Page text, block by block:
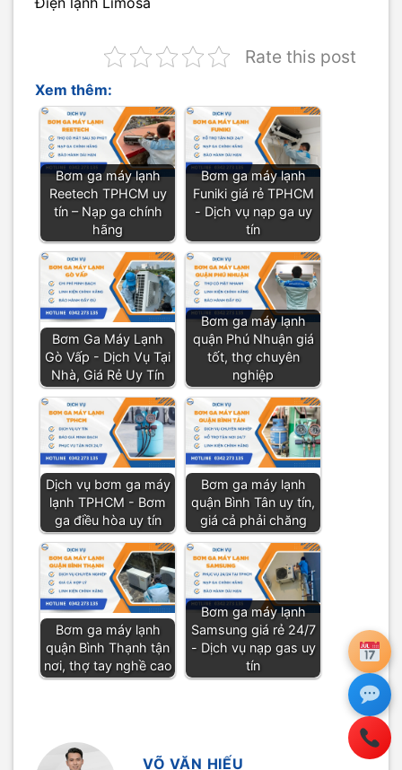
Rate this post
Xem thêm:
Bơm ga máy lạnh
Reetech TPHCM uy
tín – Nạp ga chính
hãng
Bơm ga máy lạnh
Funiki giá rẻ TPHCM
- Dịch vụ nạp ga uy
tín
Bơm Ga Máy Lạnh
Gò Vấp - Dịch Vụ Tại
Nhà, Giá Rẻ Uy Tín
Bơm ga máy lạnh
quận Phú Nhuận giá
tốt, thợ chuyên
nghiệp
Dịch vụ bơm ga máy
lạnh TPHCM - Bơm
ga điều hòa uy tín
Bơm ga máy lạnh
quận Bình Tân uy tín,
giá cả phải chăng
Bơm ga máy lạnh
quận Bình Thạnh tận
nơi, thợ tay nghề cao
Bơm ga máy lạnh
Samsung giá rẻ 24/7
- Dịch vụ nạp gas uy
tín
VÕ VĂN HIẾU